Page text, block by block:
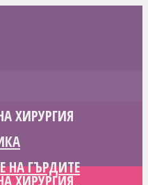
ХИРУРГИЯ
НА ГЪРДИТЕ
ХИРУРГИЯ